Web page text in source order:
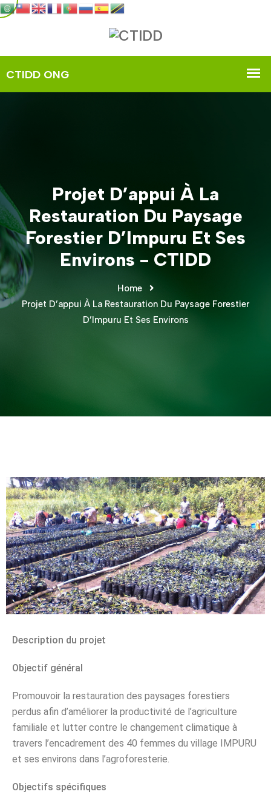
Projet D’appui À La
Restauration Du Paysage
Forestier D’Impuru Et Ses
Environs - CTIDD
Home
Projet D’appui À La Restauration Du Paysage Forestier
D’Impuru Et Ses Environs
Description du projet
Objectif général
Promouvoir la restauration des paysages forestiers
perdus afin d’améliorer la productivité de l’agriculture
familiale et lutter contre le changement climatique à
travers l’encadrement des 40 femmes du village IMPURU
et ses environs dans l’agroforesterie.
Objectifs spécifiques